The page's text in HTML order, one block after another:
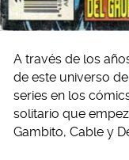
A través de los
de este universo
series en los
solitario que
Gambito, Cable y